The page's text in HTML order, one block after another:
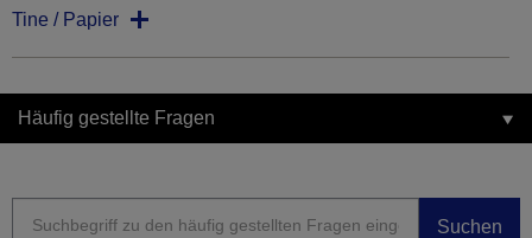
Tine / Papier
Häufig gestellte Fragen
Suchen